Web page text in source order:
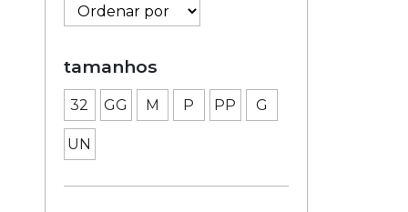
tamanhos
32 GG M P PP G
UN